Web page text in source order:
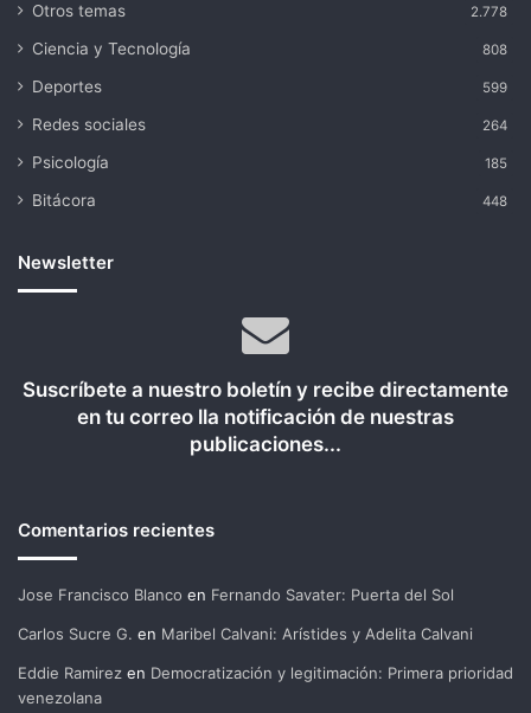
Otros temas 2.778
Ciencia y Tecnología 808
Deportes 599
Redes sociales 264
Psicología 185
Bitácora 448
Newsletter
Suscríbete a nuestro boletín y recibe directamente
en tu correo lla notificación de nuestras
publicaciones...
Comentarios recientes
Jose Francisco Blanco en Fernando Savater: Puerta del Sol
Carlos Sucre G. en Maribel Calvani: Arístides y Adelita Calvani
Eddie Ramirez en Democratización y legitimación: Primera prioridad
venezolana